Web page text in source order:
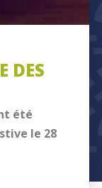
DES
été
le 28